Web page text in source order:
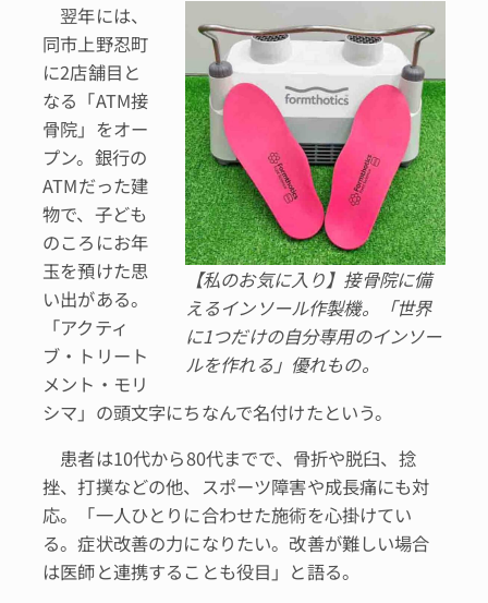
【私のお気に入り】接骨院に備
えるインソール作製機。「世界
に1つだけの自分専用のインソー
ルを作れる」優れもの。
翌年には、
同市上野忍町
に2店舗目と
なる「ATM接
骨院」をオー
プン。銀行の
ATMだった建
物で、子ども
のころにお年
玉を預けた思
い出がある。
「アクティ
ブ・トリート
メント・モリ
シマ」の頭文字にちなんで名付けたという。
患者は10代から80代までで、骨折や脱臼、捻
挫、打撲などの他、スポーツ障害や成長痛にも対
応。「一人ひとりに合わせた施術を心掛けてい
る。症状改善の力になりたい。改善が難しい場合
は医師と連携することも役目」と語る。